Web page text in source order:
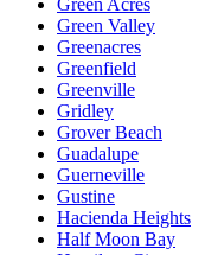
Green Valley
Greenacres
Greenfield
Greenville
Gridley
Grover Beach
Guadalupe
Guerneville
Gustine
Hacienda Heights
Half Moon Bay